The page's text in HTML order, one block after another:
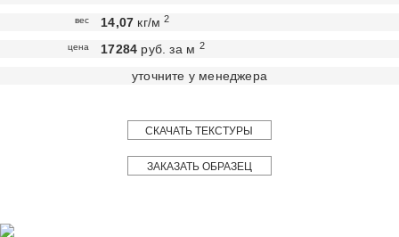
вес 14,07 кг/м2
цена 17284 руб. за м 2
уточните у менеджера
СКАЧАТЬ ТЕКСТУРЫ
ЗАКАЗАТЬ ОБРАЗЕЦ